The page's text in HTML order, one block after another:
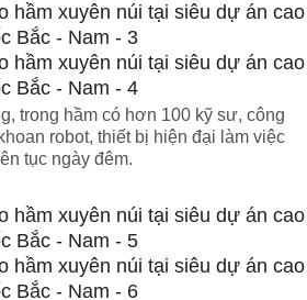
trong hầm có hơn 100 kỹ sư, công
robot, thiết bị hiện đại làm việc
tục ngày đêm.